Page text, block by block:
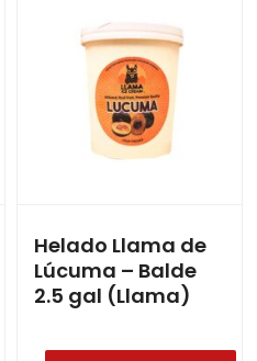
Helado Llama de
Lúcuma – Balde
2.5 gal (Llama)